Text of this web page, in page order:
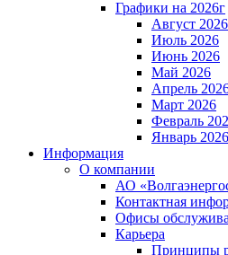
Графики на 2026г
Август 2026
Июль 2026
Июнь 2026
Май 2026
Апрель
Март 2026
Февраль
Январь
Информация
О компании
АО
Контактная
Офисы
Карьера
Принципы